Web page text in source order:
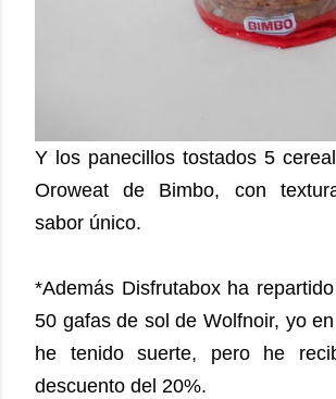
Y los panecillos tostados 5
Oroweat de Bimbo, con
sabor único.
*Además Disfrutabox ha
50 gafas de sol de Wolfnoir, yo
he tenido suerte, pero he
descuento del 20%.